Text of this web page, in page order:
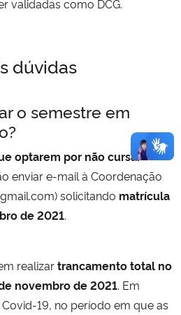
validadas como DCG.
dúvidas
o semestre em
optarem por não cursar
enviar e-mail à Coordenação
solicitando matrícula
de 2021.
realizartrancamento total no
novembro de 2021. Em
19, no período em que as